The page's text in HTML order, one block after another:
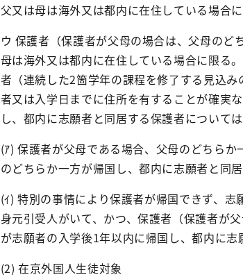
父又は母は海外又は都内に在住している場合に
ウ 保護者（保護者が父母の場合は、父母の
母は海外又は都内に在住している場合に限る
者（連続した2箇学年の課程を修了する見込
者又は入学日までに住所を有することが確実
し、都内に志願者と同居する保護者について
(ｱ) 保護者が父母である場合、父母のどちら
のどちらか一方が帰国し、都内に志願者と同居
(ｲ) 特別の事情により保護者が帰国できず、
身元引受人がいて、かつ、保護者（保護者が
が志願者の入学後1年以内に帰国し、都内に志
(2) 在京外国人生徒対象